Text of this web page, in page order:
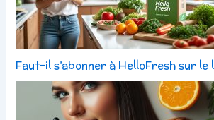
Faut-il s’abonner à HelloFresh sur le